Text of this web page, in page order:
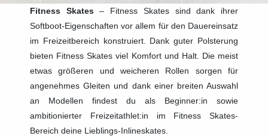
Fitness Skates– Fitness Skates sind dank ihrer
Softboot-Eigenschaften vor allem für den Dauereinsatz
im Freizeitbereich konstruiert. Dank guter Polsterung
bieten Fitness Skates viel Komfort und Halt. Die meist
etwas größeren und weicheren Rollen sorgen für
angenehmes Gleiten und dank einer breiten Auswahl
an Modellen findest du als Beginner:in sowie
ambitionierter Freizeitathlet:in im Fitness Skates-
Bereich deine Lieblings-Inlineskates.